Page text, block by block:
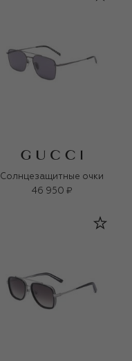
Солнцезащитные очки
46 950 ₽